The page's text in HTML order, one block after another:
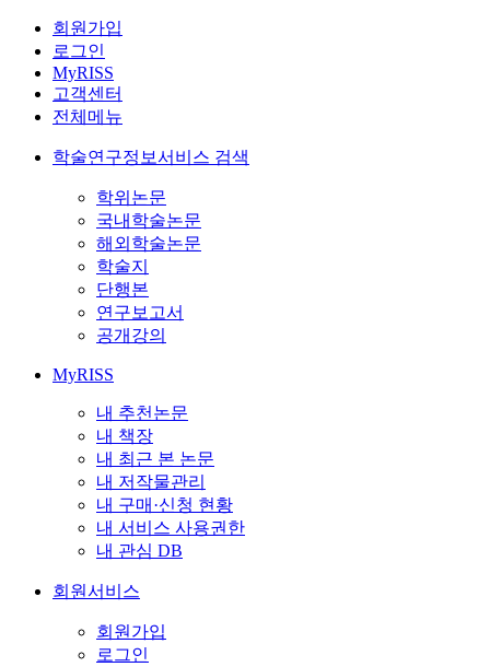
회원가입
로그인
MyRISS
고객센터
전체메뉴
학술연구정보서비스 검색
학위논문
국내학술논문
해외학술논문
학술지
단행본
연구보고서
공개강의
MyRISS
내 추천논문
내 책장
내 최근 본 논문
내 저작물관리
내 구매·신청 현황
내 서비스 사용권한
내 관심 DB
회원서비스
회원가입
로그인